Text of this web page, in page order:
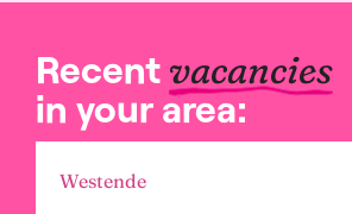
Recent vacancies
in your area:
Westende